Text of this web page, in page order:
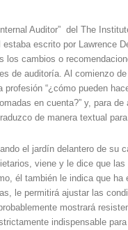
Auditor” del The
estaba escrito por Lawrence
los cambios o
de auditoría. Al comienzo
“¿cómo pueden
en cuenta?” y, para
de manera textual
el jardín delantero de
viene y le dice que
él también le indica que
le permitirá ajustar las
mostrará
indispensable